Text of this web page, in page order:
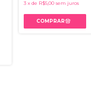
3 xde R$5,00 sem juros